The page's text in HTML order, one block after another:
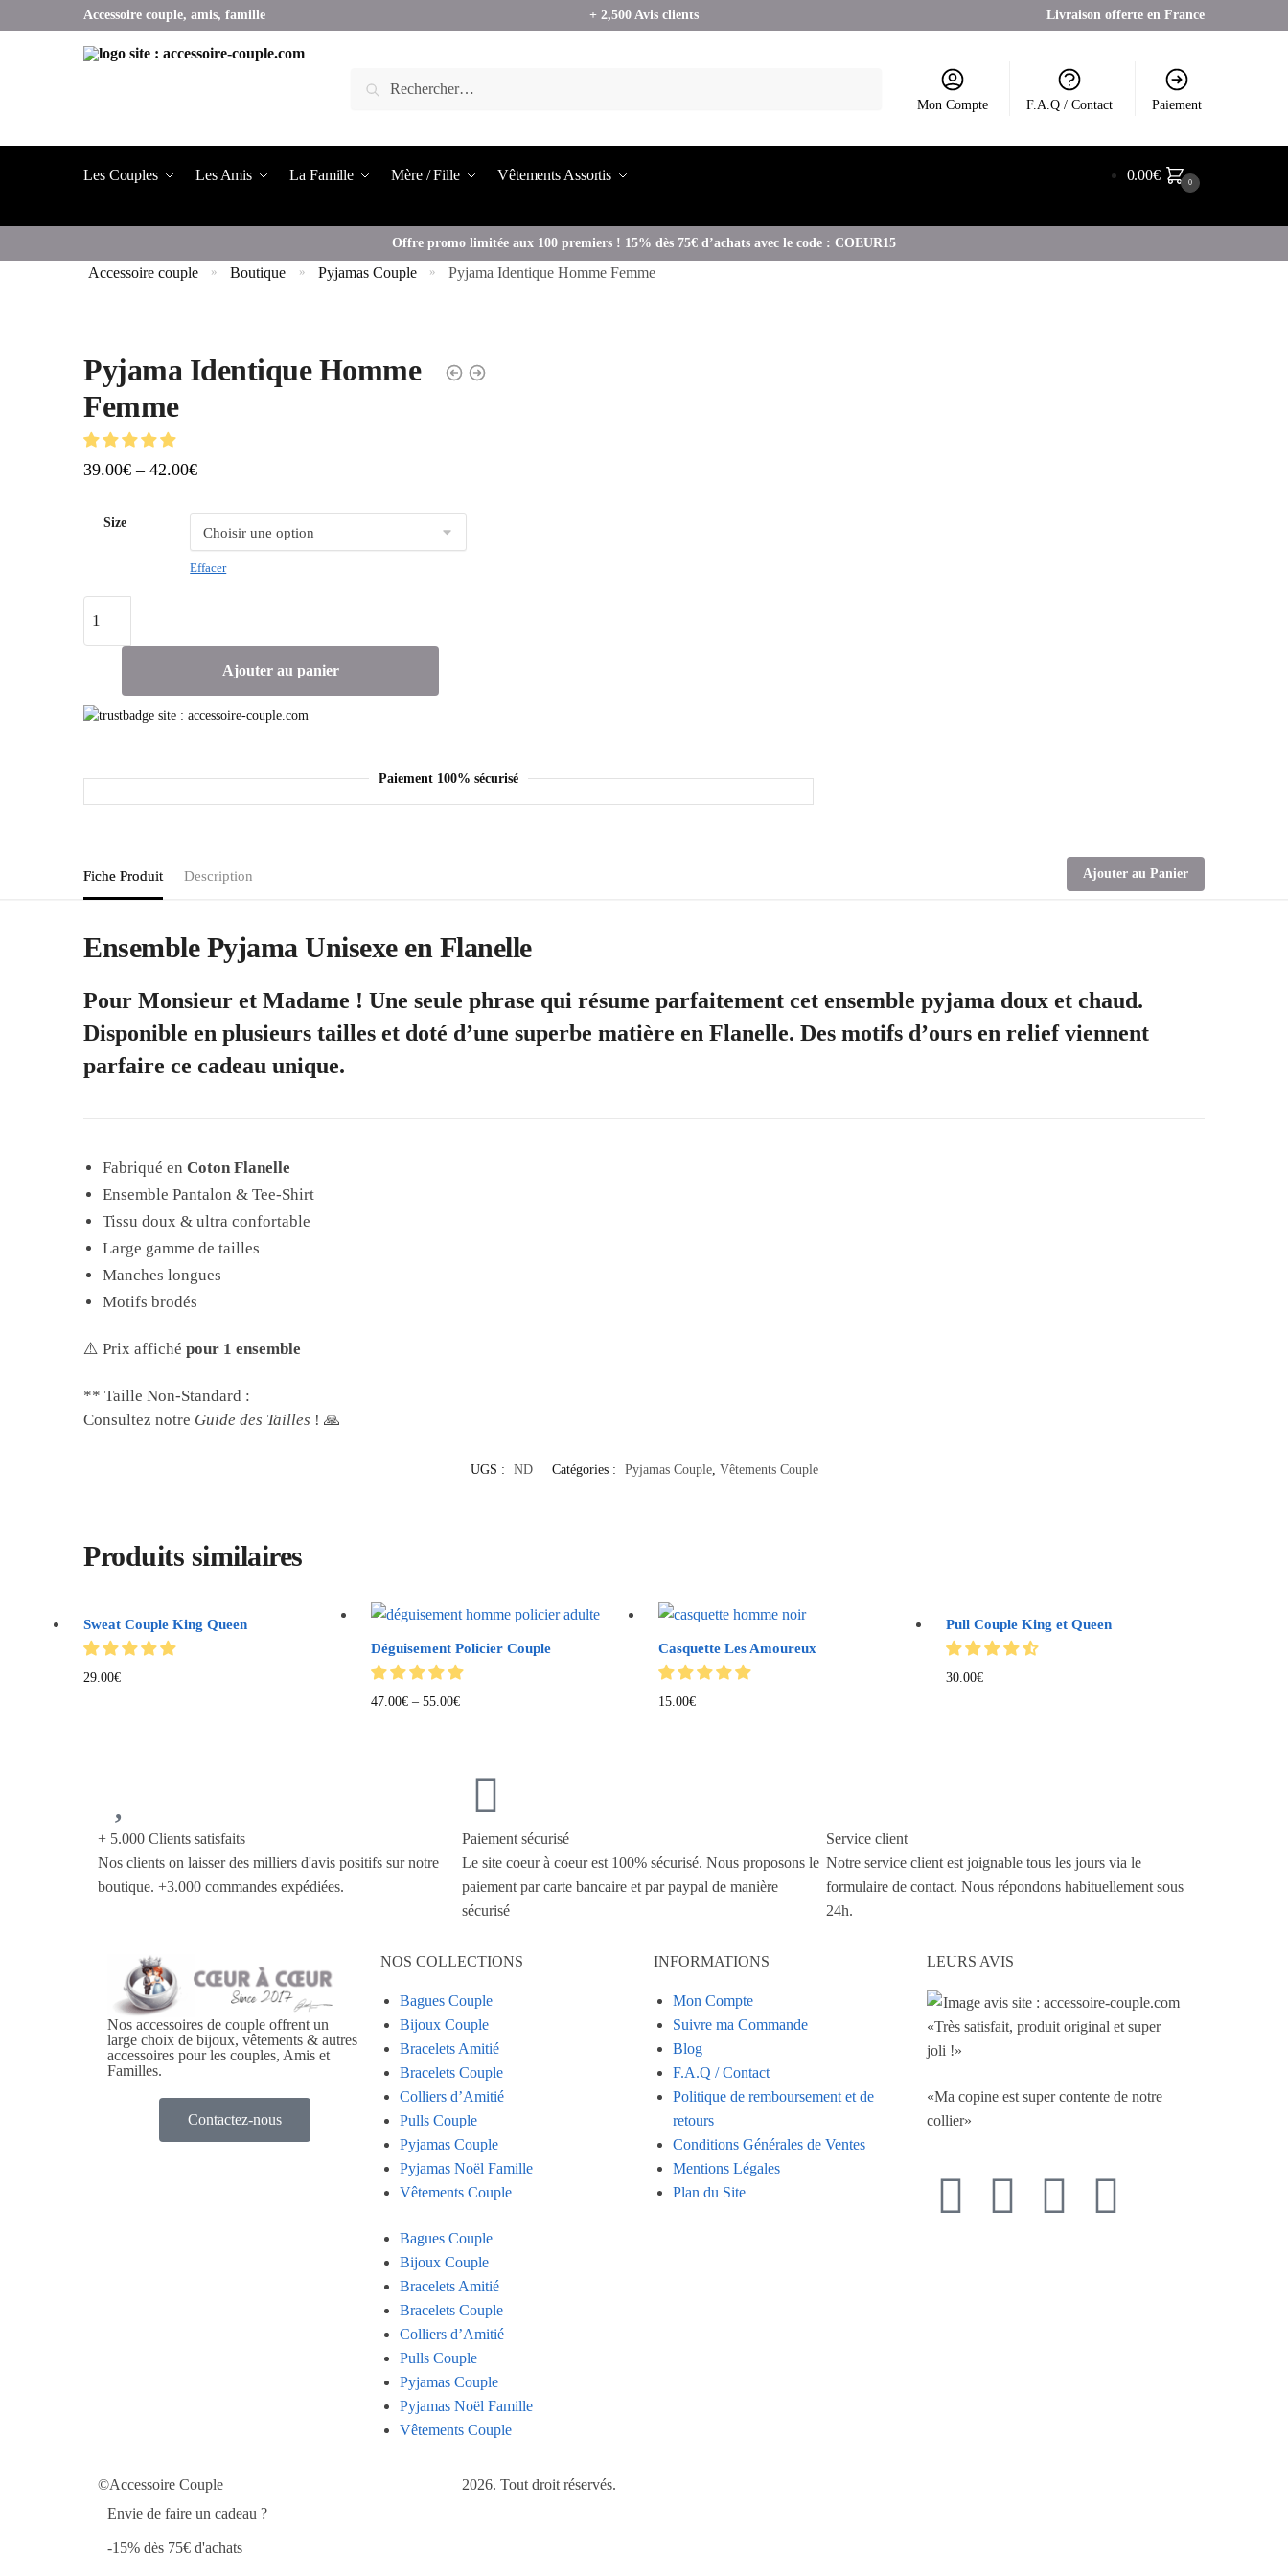
Accessoire couple, amis, famille + 2,500 Avis clients Livraison offerte en France
Mon Compte F.A.Q / Contact Paiement
Les Couples Les Amis La Famille Mère / Fille Vêtements Assortis 0.00€ 0
Offre promo limitée aux 100 premiers ! 15% dès 75€ d’achats avec le code : COEUR15
Accessoire couple » Boutique » Pyjamas Couple » Pyjama Identique Homme Femme
Pyjama Identique Homme
Femme
39.00€ –42.00€
Size
Effacer
Ajouter au panier
Paiement 100% sécurisé
Fiche Produit Description Ajouter au Panier
Ensemble Pyjama Unisexe en Flanelle
Pour Monsieur et Madame ! Une seule phrase qui résume parfaitement cet ensemble pyjama doux et chaud.
Disponible en plusieurs tailles et doté d’une superbe matière en Flanelle. Des motifs d’ours en relief viennent
parfaire ce cadeau unique.
Fabriqué enCoton Flanelle
Ensemble Pantalon & Tee-Shirt
Tissu doux & ultra confortable
Large gamme de tailles
Manches longues
Motifs brodés
⚠️ Prix affichépour 1 ensemble
** Taille Non-Standard :
Consultez notre Guide des Tailles ! 🙏
UGS : ND Catégories : Pyjamas Couple, Vêtements Couple
Produits similaires
Sweat Couple King Queen
29.00€
Déguisement Policier Couple
47.00€ – 55.00€
Casquette Les Amoureux
15.00€
Pull Couple King et Queen
30.00€
+ 5.000 Clients satisfaits
Nos clients on laisser des milliers d'avis positifs sur notre
boutique. +3.000 commandes expédiées.
Paiement sécurisé
Le site coeur à coeur est 100% sécurisé. Nous proposons le
paiement par carte bancaire et par paypal de manière
sécurisé
Service client
Notre service client est joignable tous les jours via le
formulaire de contact. Nous répondons habituellement sous
24h.
Nos accessoires de couple offrent un
large choix de bijoux, vêtements & autres
accessoires pour les couples, Amis et
Familles.
Contactez-nous
NOS COLLECTIONS
Bagues Couple
Bijoux Couple
Bracelets Amitié
Bracelets Couple
Colliers d’Amitié
Pulls Couple
Pyjamas Couple
Pyjamas Noël Famille
Vêtements Couple
Bagues Couple
Bijoux Couple
Bracelets Amitié
Bracelets Couple
Colliers d’Amitié
Pulls Couple
Pyjamas Couple
Pyjamas Noël Famille
Vêtements Couple
INFORMATIONS
Mon Compte
Suivre ma Commande
Blog
F.A.Q / Contact
Politique de remboursement et de
retours
Conditions Générales de Ventes
Mentions Légales
Plan du Site
LEURS AVIS
«Très satisfait, produit original et super
joli !»
«Ma copine est super contente de notre
collier»
©Accessoire Couple
2026. Tout droit réservés.
Envie de faire un cadeau ?
-15% dès 75€ d'achats